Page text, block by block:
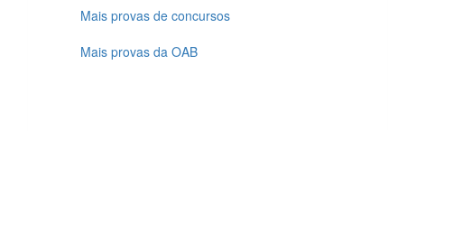
Mais provas de concursos
Mais provas da OAB